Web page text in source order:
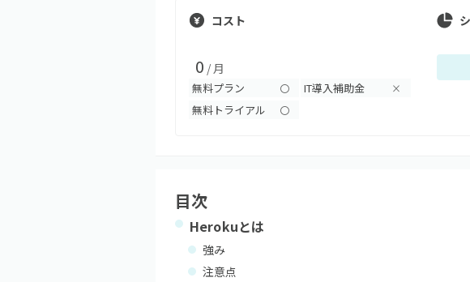
コスト
0 / 月
無料プラン 〇 IT導入補助金 ×
無料トライアル 〇
目次
Herokuとは
強み
注意点